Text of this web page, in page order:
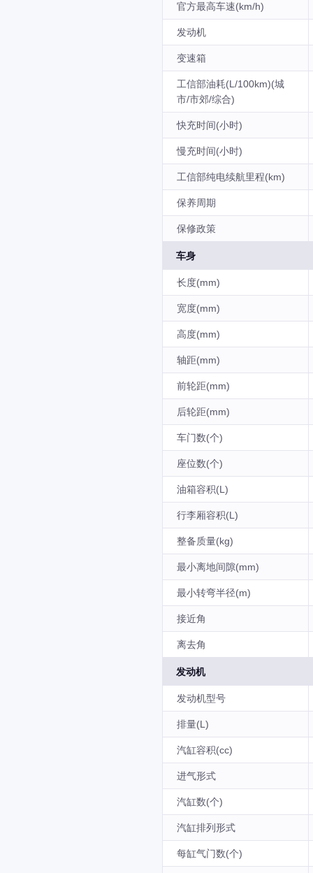
官方最高车速(km/h)
发动机
变速箱
工信部油耗(L/100km)(城
市/市郊/综合)
快充时间(小时)
慢充时间(小时)
工信部纯电续航里程(km)
保养周期
保修政策
车身
长度(mm)
宽度(mm)
高度(mm)
轴距(mm)
前轮距(mm)
后轮距(mm)
车门数(个)
座位数(个)
油箱容积(L)
行李厢容积(L)
整备质量(kg)
最小离地间隙(mm)
最小转弯半径(m)
接近角
离去角
发动机
发动机型号
排量(L)
汽缸容积(cc)
进气形式
汽缸数(个)
汽缸排列形式
每缸气门数(个)